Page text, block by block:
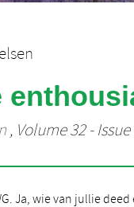
, Volume 32 - Issue
Ja, wie van jullie deed